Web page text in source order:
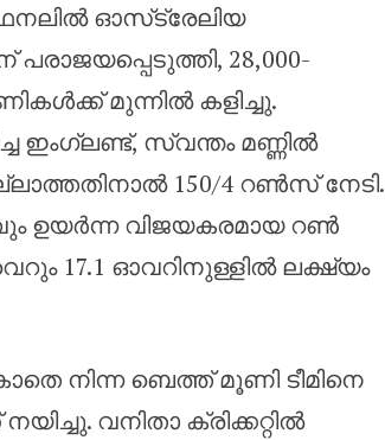
ഓസ്‌ട്രേലിയ
28,000-
മുന്നിൽ കളിച്ചു.
ഇംഗ്ലണ്ട്, സ്വന്തം മണ്ണിൽ
150/4 റൺസ് നേടി.
ഉയർന്ന വിജയകരമായ റൺ
17.1 ഓവറിനുള്ളിൽ ലക്ഷ്യം
നിന്ന ബെത്ത് മൂണി ടീമിനെ
വനിതാ ക്രിക്കറ്റിൽ